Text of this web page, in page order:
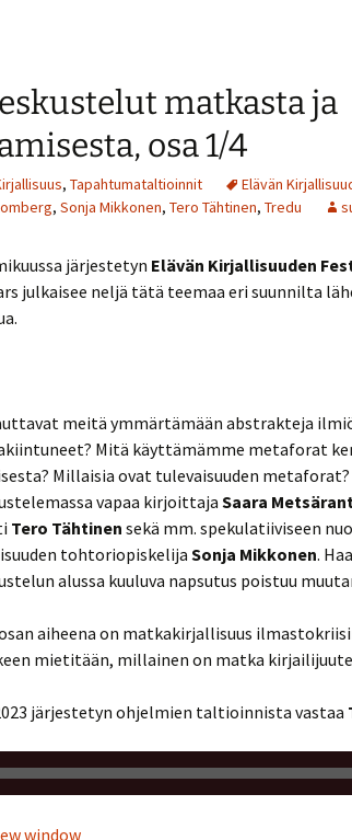
matkasta ja
osa 1/4
, Tapahtumataltioinnit Elävän
, Sonja Mikkonen, Tero Tähtinen, Tredu
järjestetyn Elävän Kirjallisuuden
julkaisee neljä tätä teemaa eri suunnilta
meitä ymmärtämään abstrakteja
Mitä käyttämämme metaforat
Millaisia ovat tulevaisuuden
vapaa kirjoittaja Saara
Tero Tähtinen sekä mm. spekulatiiviseen
tohtoriopiskelija Sonja Mikkonen.
alussa kuuluva napsutus poistuu
aiheena on matkakirjallisuus
mietitään, millainen on matka
järjestetyn ohjelmien taltioinnista vastaa
window